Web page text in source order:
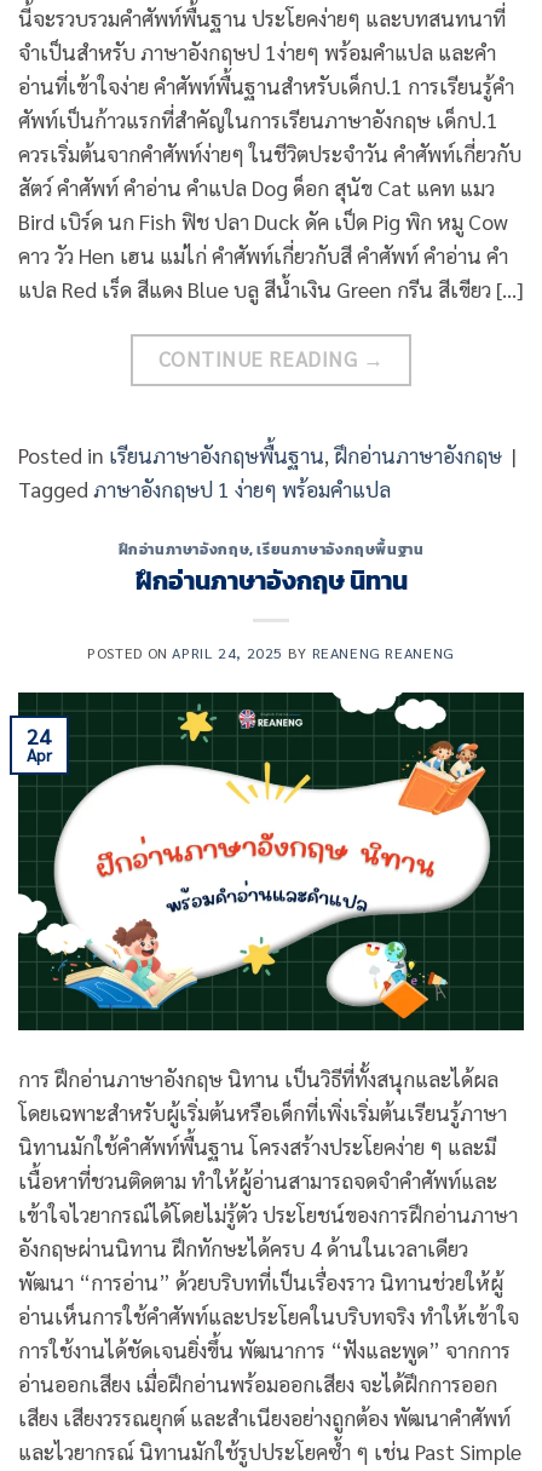
นี้จะรวบรวมคำศัพท์พื้นฐาน ประโยคง่ายๆ และบทสนทนาที่
จำเป็นสำหรับ ภาษาอังกฤษป 1ง่ายๆ พร้อมคำแปล และคำ
อ่านที่เข้าใจง่าย คำศัพท์พื้นฐานสำหรับเด็กป.1 การเรียนรู้คำ
ศัพท์เป็นก้าวแรกที่สำคัญในการเรียนภาษาอังกฤษ เด็กป.1
ควรเริ่มต้นจากคำศัพท์ง่ายๆ ในชีวิตประจำวัน คำศัพท์เกี่ยวกับ
สัตว์ คำศัพท์ คำอ่าน คำแปล Dog ด็อก สุนัข Cat แคท แมว
Bird เบิร์ด นก Fish ฟิช ปลา Duck ดัค เป็ด Pig พิก หมู Cow
คาว วัว Hen เฮน แม่ไก่ คำศัพท์เกี่ยวกับสี คำศัพท์ คำอ่าน คำ
แปล Red เร็ด สีแดง Blue บลู สีน้ำเงิน Green กรีน สีเขียว […]
CONTINUE READING →
Posted in เรียนภาษาอังกฤษพื้นฐาน, ฝึกอ่านภาษาอังกฤษ |
Tagged ภาษาอังกฤษป 1 ง่ายๆ พร้อมคำแปล
ฝึกอ่านภาษาอังกฤษ,เรียนภาษาอังกฤษพื้นฐาน
ฝึกอ่านภาษาอังกฤษ นิทาน
POSTED ONAPRIL 24, 2025 BY REANENG REANENG
24
Apr
การ ฝึกอ่านภาษาอังกฤษ นิทาน เป็นวิธีที่ทั้งสนุกและได้ผล
โดยเฉพาะสำหรับผู้เริ่มต้นหรือเด็กที่เพิ่งเริ่มต้นเรียนรู้ภาษา
นิทานมักใช้คำศัพท์พื้นฐาน โครงสร้างประโยคง่าย ๆ และมี
เนื้อหาที่ชวนติดตาม ทำให้ผู้อ่านสามารถจดจำคำศัพท์และ
เข้าใจไวยากรณ์ได้โดยไม่รู้ตัว ประโยชน์ของการฝึกอ่านภาษา
อังกฤษผ่านนิทาน ฝึกทักษะได้ครบ 4 ด้านในเวลาเดียว
พัฒนา “การอ่าน” ด้วยบริบทที่เป็นเรื่องราว นิทานช่วยให้ผู้
อ่านเห็นการใช้คำศัพท์และประโยคในบริบทจริง ทำให้เข้าใจ
การใช้งานได้ชัดเจนยิ่งขึ้น พัฒนาการ “ฟังและพูด” จากการ
อ่านออกเสียง เมื่อฝึกอ่านพร้อมออกเสียง จะได้ฝึกการออก
เสียง เสียงวรรณยุกต์ และสำเนียงอย่างถูกต้อง พัฒนาคำศัพท์
และไวยากรณ์ นิทานมักใช้รูปประโยคซ้ำ ๆ เช่น Past Simple